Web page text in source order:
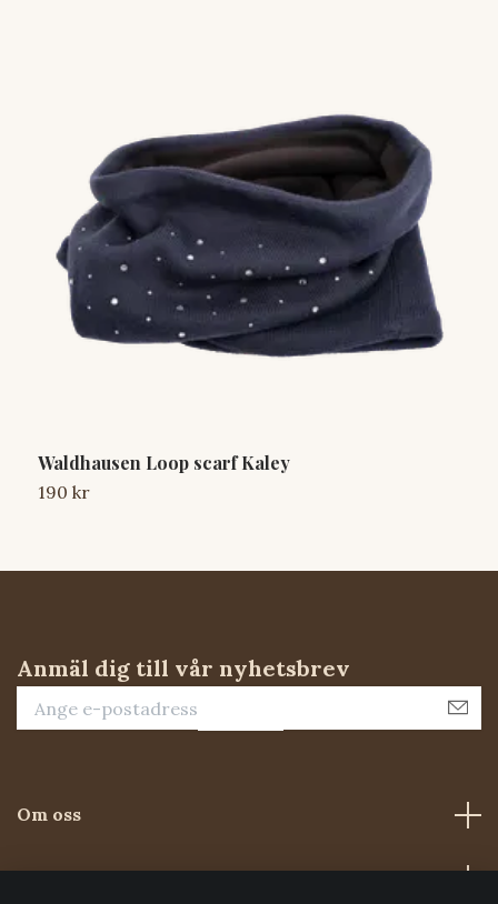
Waldhausen Loop scarf Kaley
190 kr
Anmäl dig till vår nyhetsbrev
Om oss
Kundtjänst